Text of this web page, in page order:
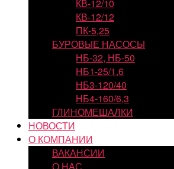
КВ-12/10
КВ-12/12
ПК-5,25
БУРОВЫЕ НАСОСЫ
НБ-32, НБ-50
НБ1-25/1,6
НБ3-120/40
НБ4-160/6,3
ГЛИНОМЕШАЛКИ
НОВОСТИ
О КОМПАНИИ
ВАКАНСИИ